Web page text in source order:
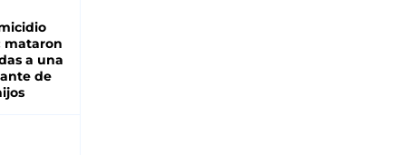
mataron
a una
de